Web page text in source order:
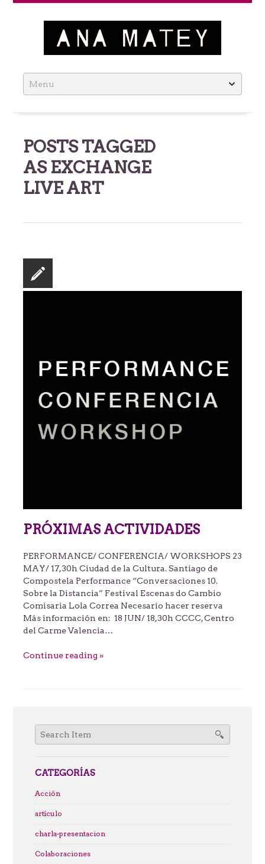
Skip
to
POSTS TAGGED
AS EXCHANGE
LIVE ART
PRÓXIMAS ACTIVIDADES
PERFORMANCE/ CONFERENCIA/ WORKSHOPS 23
MAY/ 17,30h Ciudad de la Cultura. Santiago de
Compostela Performance “Conversaciones 10.
Sobre la Distancia” Festival Escenas do Cambio
Comisaria Lola Correa Necesario hacer reserva
Más información en: 18 JUN/ 18,30h CCCC, Centro
del Carme Valencia…
Continue reading »
Search
for:
CATEGORÍAS
Acción
artículo
charla-presentacion
Colaboraciones